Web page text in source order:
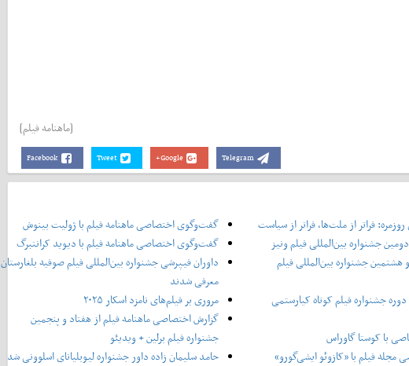
[ماهنامه فیلم]
Facebook Tweet Google+ Telegram
فراتر از ملت‌ها، فراتر از سیاست
جشنواره بین‌المللی فیلم ونیز
هشتمین جشنواره بین‌المللی فیلم
جشنواره فیلم کوتاه کیارستمی
با کوستا گاوراس
فیلم با «کازوئو ایشی‌گورو»
گفت‌وگوی اختصاصی ماهنامه فیلم با ژولیت بینوش
گفت‌وگوی اختصاصی ماهنامه فیلم با دیوید کراننبرگ
داوران فیپرشی جشنواره بین‌المللی فیلم صوفیه بلغارستان
معرفی شدند
مروری بر فیلم‌های نامزد اسکار ۲۰۲۵
گزارش اختصاصی ماهنامه فیلم از هفتاد و پنجمین
جشنواره فیلم برلین + ویدیئو
حامد سلیمان زاده داور جشنواره لیوبلیانای اسلوونی شد